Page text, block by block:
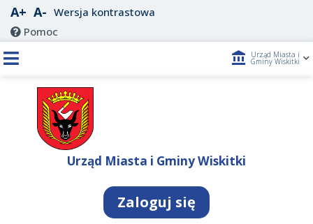
A+ A- Wersja kontrastowa
Pomoc
account_balance Urząd Miasta i
Gminy Wiskitki
Urząd Miasta i Gminy Wiskitki
Zaloguj się